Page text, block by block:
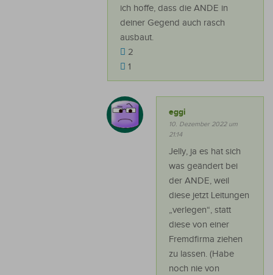
ich hoffe, dass die ANDE in
deiner Gegend auch rasch
ausbaut.
2
1
eggi
10. Dezember 2022 um
21:14
Jelly, ja es hat sich
was geändert bei
der ANDE, weil
diese jetzt Leitungen
„verlegen“, statt
diese von einer
Fremdfirma ziehen
zu lassen. (Habe
noch nie von